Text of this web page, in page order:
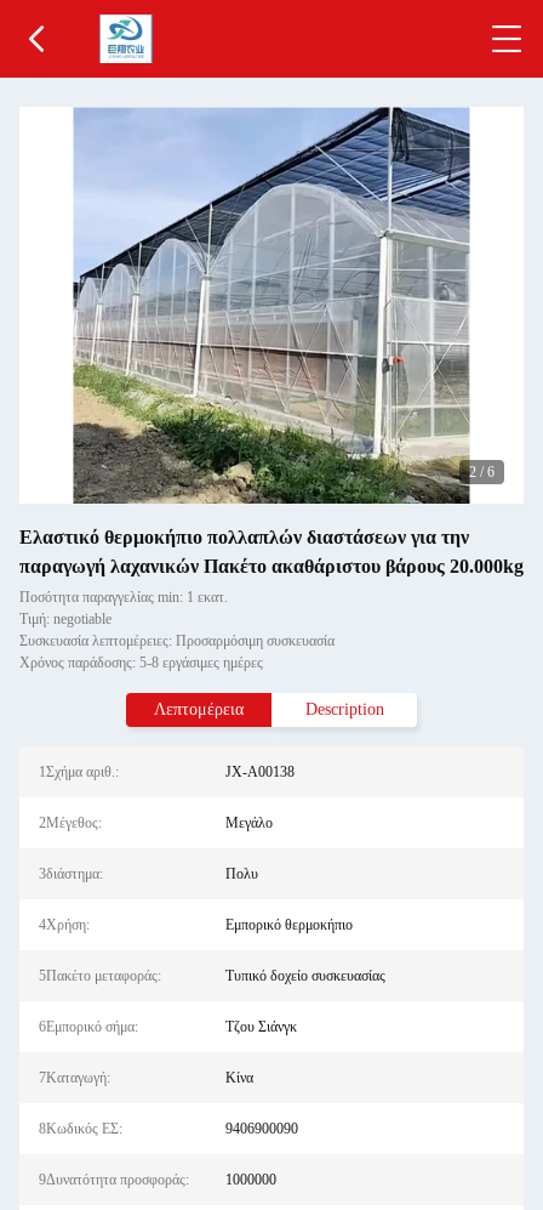
2 / 6
Ελαστικό θερμοκήπιο πολλαπλών διαστάσεων για την
παραγωγή λαχανικών Πακέτο ακαθάριστου βάρους 20.000kg
Ποσότητα παραγγελίας min: 1 εκατ.
Τιμή: negotiable
Συσκευασία λεπτομέρειες: Προσαρμόσιμη συσκευασία
Χρόνος παράδοσης: 5-8 εργάσιμες ημέρες
Λεπτομέρεια Description
1Σχήμα αριθ.: JX-A00138
2Μέγεθος: Μεγάλο
3διάστημα: Πολυ
4Χρήση: Εμπορικό θερμοκήπιο
5Πακέτο μεταφοράς: Τυπικό δοχείο συσκευασίας
6Εμπορικό σήμα: Τζου Σιάνγκ
7Καταγωγή: Κίνα
8Κωδικός ΕΣ: 9406900090
9Δυνατότητα προσφοράς: 1000000